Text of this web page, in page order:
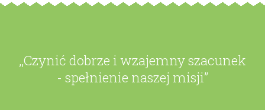
,,Czynić dobrze i wzajemny szacunek
- spełnienie naszej misji”